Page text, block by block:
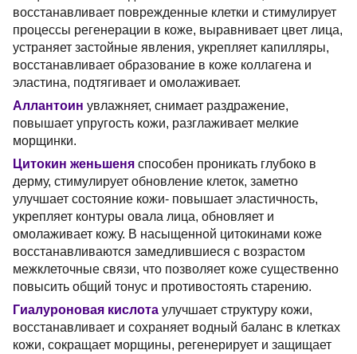
восстанавливает поврежденные клетки и стимулирует
процессы регенерации в коже, выравнивает цвет лица,
устраняет застойные явления, укрепляет капилляры,
восстанавливает образование в коже коллагена и
эластина, подтягивает и омолаживает.
Аллантоин увлажняет, снимает раздражение,
повышает упругость кожи, разглаживает мелкие
морщинки.
Цитокин женьшеня способен проникать глубоко в
дерму, стимулирует обновление клеток, заметно
улучшает состояние кожи- повышает эластичность,
укрепляет контуры овала лица, обновляет и
омолаживает кожу. В насыщенной цитокинами коже
восстанавливаются замедлившиеся с возрастом
межклеточные связи, что позволяет коже существенно
повысить общий тонус и противостоять старению.
Гиалуроновая кислота улучшает структуру кожи,
восстанавливает и сохраняет водный баланс в клетках
кожи, сокращает морщины, регенерирует и защищает